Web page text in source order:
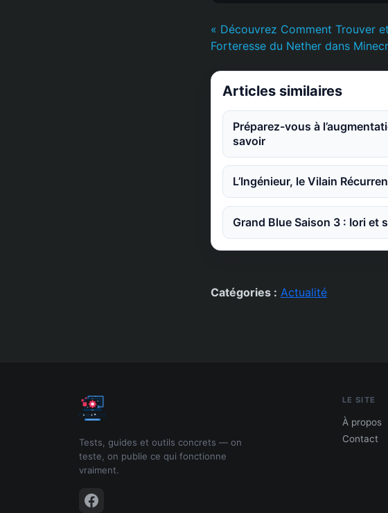
« Découvrez Comment Trouver
Forteresse du Nether dans
Articles similaires
Préparez-vous à
savoir
L’Ingénieur, le Vilain
Grand Blue Saison 3 : Iori et
Catégories : Actualité
Tests, guides et outils concrets — on
teste, on publie ce qui fonctionne
vraiment.
LE SITE
À propos
Contact